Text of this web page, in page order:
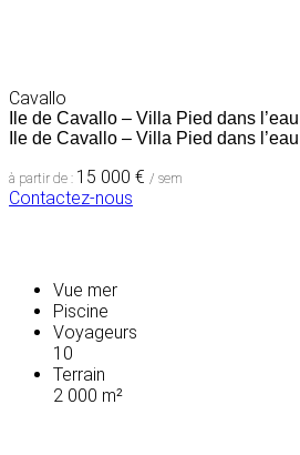
Cavallo
Ile de Cavallo – Villa Pied dans
Ile de Cavallo – Villa Pied dans
à partir de : 15 000 € / sem
Contactez-nous
Vue mer
Piscine
Voyageurs
10
Terrain
2 000 m²